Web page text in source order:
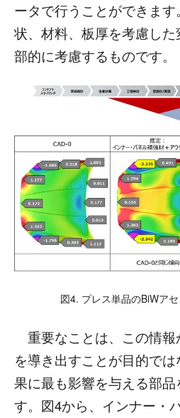
ータで行うことができま
状、材料、板厚を考慮し
部的に考慮するものです。
図4. プレス単品のBiWア
重要なことは、この情報
を導き出すことが目的で
果に最も影響を与える部
す。図4から、インナー・